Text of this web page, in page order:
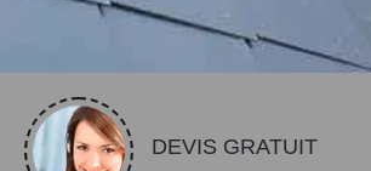
DEVIS GRATUIT